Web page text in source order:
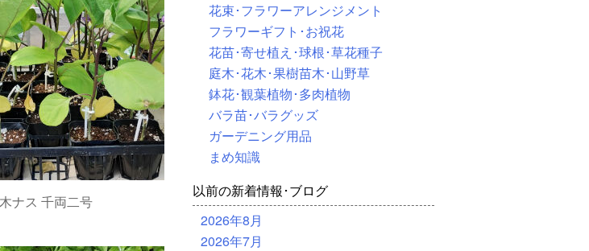
ナス 千両二号
花束･フラワーアレンジメント
フラワーギフト･お祝花
花苗･寄せ植え･球根･草花種子
庭木･花木･果樹苗木･山野草
鉢花･観葉植物･多肉植物
バラ苗･バラグッズ
ガーデニング用品
まめ知識
以前の新着情報･ブログ
2026年8月
2026年7月